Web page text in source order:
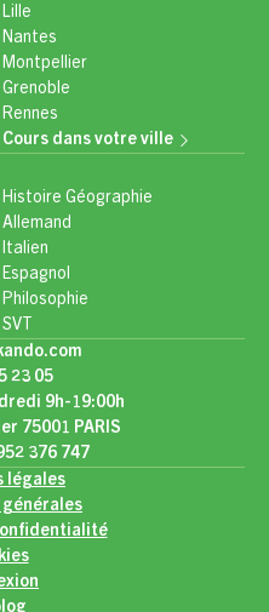
Lille
Nantes
Montpellier
Grenoble
Rennes
Cours dans votre ville
Histoire Géographie
Allemand
Italien
Espagnol
Philosophie
SVT
23 05
9h-19:00h
75001 PARIS
376 747
légales